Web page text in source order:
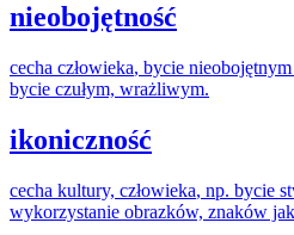
nieobojętność
cecha człowieka, bycie
bycie czułym, wrażliwym.
ikoniczność
cecha kultury, człowieka, np. bycie
wykorzystanie obrazków, znaków